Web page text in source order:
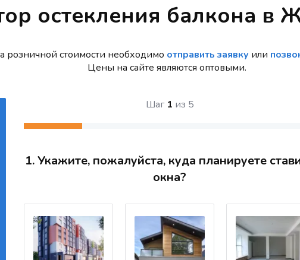
остекления балкона в
розничной стоимости необходимо отправить заявку или
Цены на сайте являются оптовыми.
Шаг 1 из 5
1. Укажите, пожалуйста, куда планируете
окна?